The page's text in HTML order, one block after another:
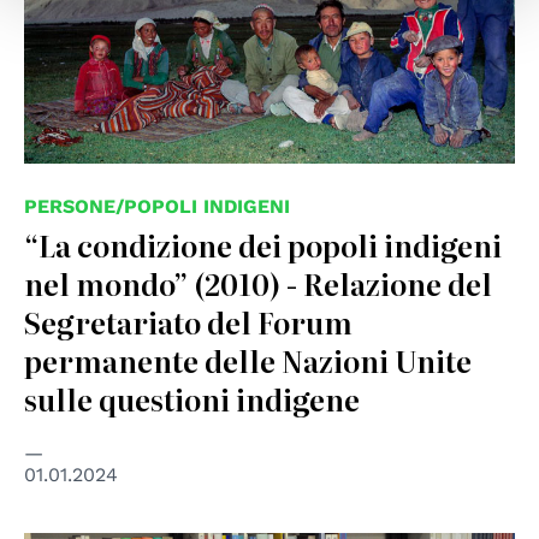
PERSONE/POPOLI INDIGENI
“La condizione dei popoli indigeni
nel mondo” (2010) - Relazione del
Segretariato del Forum
permanente delle Nazioni Unite
sulle questioni indigene
01.01.2024